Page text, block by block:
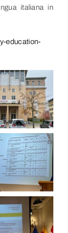
italiana in
education-